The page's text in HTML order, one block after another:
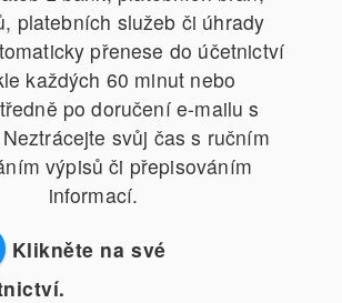
platebních služeb či úhrady
přenese do účetnictví
každých 60 minut nebo
po doručení e-mailu s
svůj čas s ručním
výpisů či přepisováním
informací.
Klikněte na své